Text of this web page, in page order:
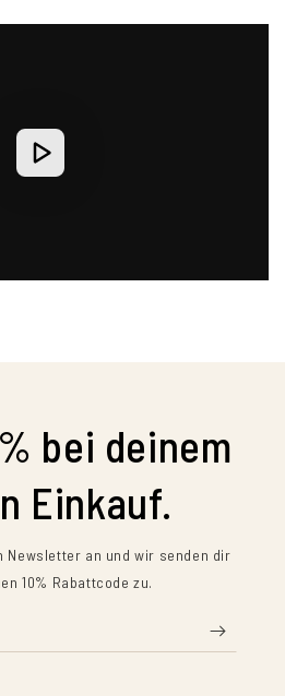
bei deinem
Einkauf.
Newsletter an und wir senden dir
10% Rabattcode zu.